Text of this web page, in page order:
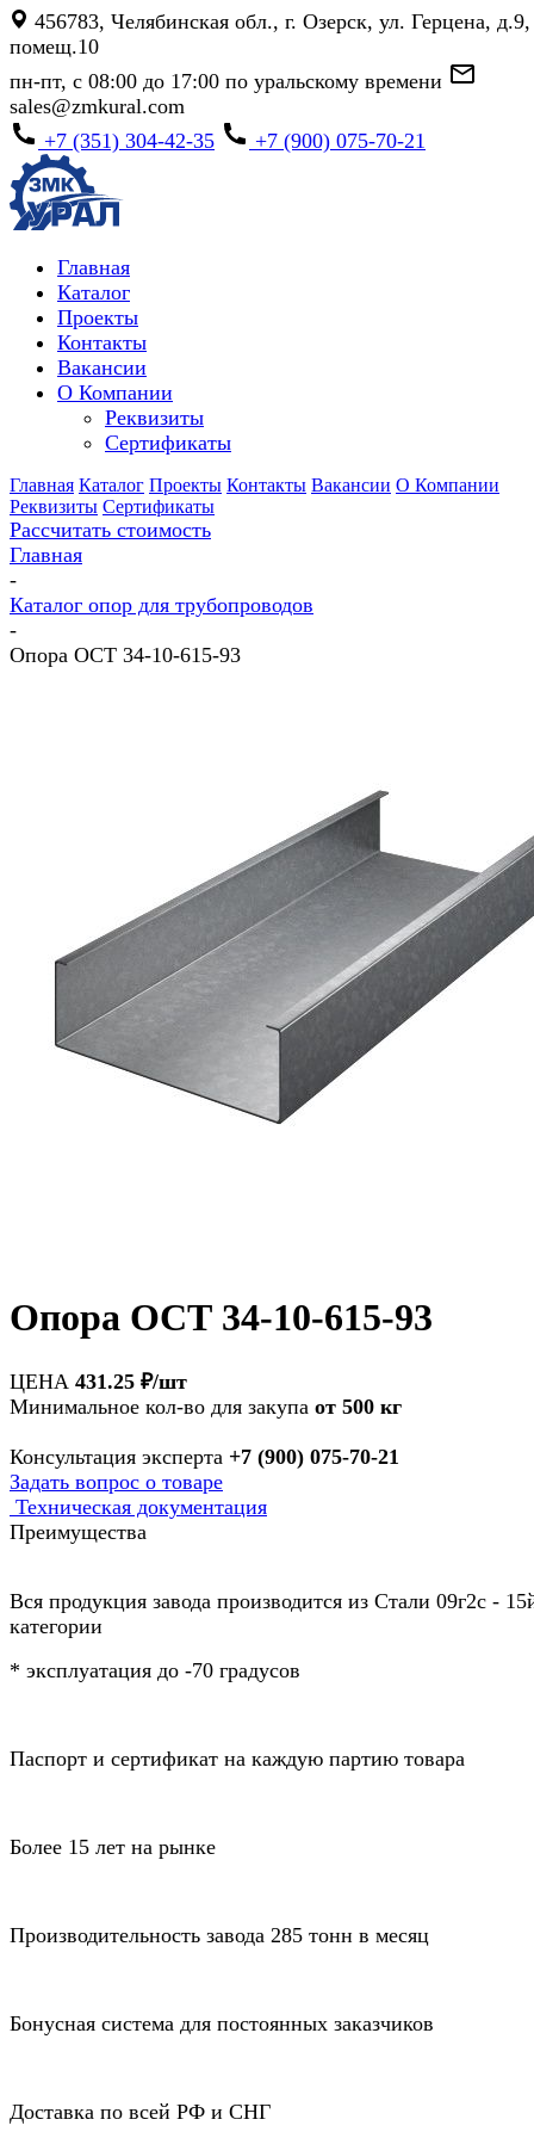
456783, Челябинская обл., г. Озерск, ул. Герцена, д.9,
помещ.10
пн-пт, с 08:00 до 17:00 по уральскому времени
sales@zmkural.com
+7 (351) 304-42-35
+7 (900) 075-70-21
Главная
Каталог
Проекты
Контакты
Вакансии
О Компании
Реквизиты
Сертификаты
Главная Каталог Проекты Контакты Вакансии О Компании
Реквизиты Сертификаты
Рассчитать стоимость
Главная
-
Каталог опор для трубопроводов
-
Опора ОСТ 34-10-615-93
Опора ОСТ 34-10-615-93
ЦЕНА 431.25 ₽/шт
Минимальное кол-во для закупа от 500 кг
Консультация эксперта +7 (900) 075-70-21
Задать вопрос о товаре
Техническая документация
Преимущества
Вся продукция завода производится из Стали 09г2с -
категории
* эксплуатация до -70 градусов
Паспорт и сертификат на каждую партию товара
Более 15 лет на рынке
Производительность завода 285 тонн в месяц
Бонусная система для постоянных заказчиков
Доставка по всей РФ и СНГ